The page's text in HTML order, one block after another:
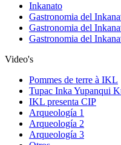
Inkanato
Gastronomia del
Gastronomia del
Gastronomia del
Video's
Pommes de terre à IKL
Tupac Inka Yupanqui
IKL presenta CIP
Arqueología 1
Arqueología 2
Arqueología 3